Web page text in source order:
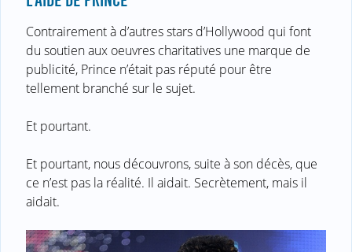
Contrairement à d’autres stars d’Hollywood qui font
du soutien aux oeuvres charitatives une marque de
publicité, Prince n’était pas réputé pour être
tellement branché sur le sujet.
Et pourtant.
Et pourtant, nous découvrons, suite à son décès, que
ce n’est pas la réalité. Il aidait. Secrètement, mais il
aidait.